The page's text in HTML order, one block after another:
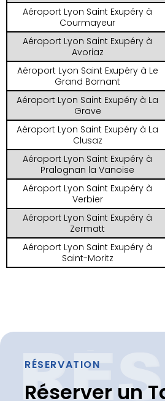
Aéroport Lyon Saint Exupéry à
Courmayeur
Aéroport Lyon Saint Exupéry à
Avoriaz
Aéroport Lyon Saint Exupéry à Le
Grand Bornant
Aéroport Lyon Saint Exupéry à La
Grave
Aéroport Lyon Saint Exupéry à La
Clusaz
Aéroport Lyon Saint Exupéry à
Pralognan la Vanoise
Aéroport Lyon Saint Exupéry à
Verbier
Aéroport Lyon Saint Exupéry à
Zermatt
Aéroport Lyon Saint Exupéry à
Saint-Moritz
RÉSERVATION
Réserver un